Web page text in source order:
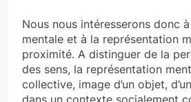
Nous nous intéresserons donc
mentale et à la représentation
proximité. A distinguer de la
des sens, la représentation
collective, image d’un objet,
dans un contexte socialement